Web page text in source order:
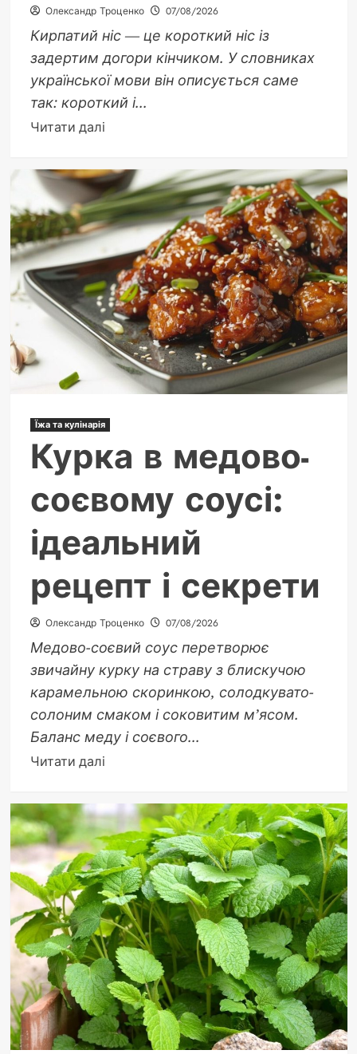
Олександр Троценко 07/08/2026
Кирпатий ніс — це короткий ніс із
задертим догори кінчиком. У словниках
української мови він описується саме
так: короткий і...
Читати даліДокладніше
Кирпатий
ніс:
значення,
особливості
як
ставитися
до
цієї
риси
Їжа та кулінарія
Курка в медово-
соєвому соусі:
ідеальний
рецепт і секрети
Олександр Троценко 07/08/2026
Медово-соєвий соус перетворює
звичайну курку на страву з блискучою
карамельною скоринкою, солодкувато-
солоним смаком і соковитим м’ясом.
Баланс меду і соєвого...
Читати даліДокладніше
Курка
в
медово-
соєвому
соусі:
ідеальний
рецепт
і
секрети